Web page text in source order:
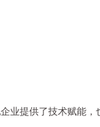
业提供了技术赋能